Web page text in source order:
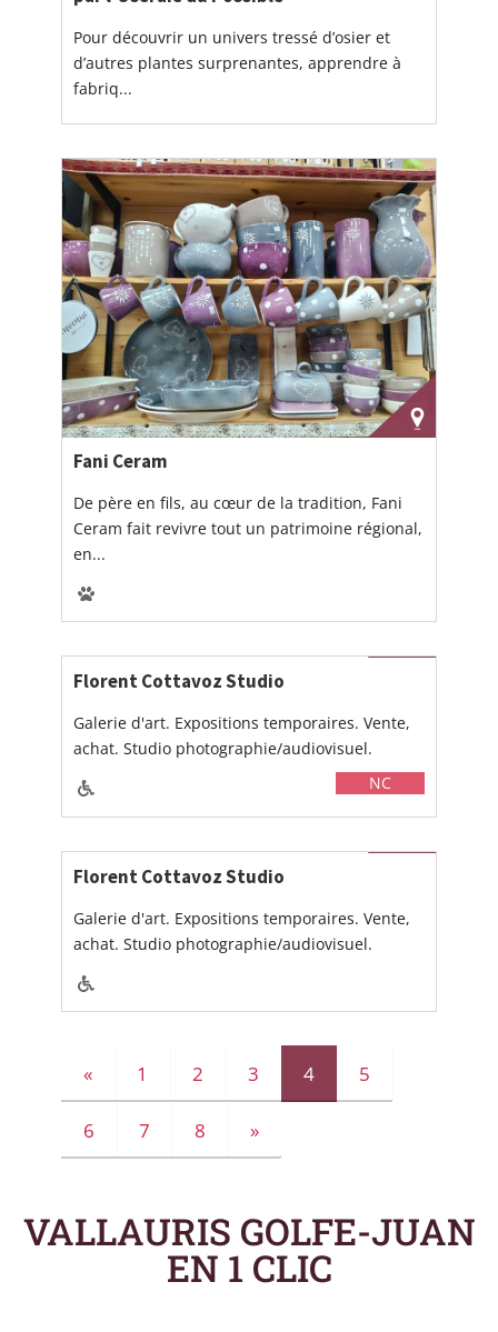
Pour découvrir un univers tressé d’osier et
d’autres plantes surprenantes, apprendre à
fabriq...
Fani Ceram
De père en fils, au cœur de la tradition, Fani
Ceram fait revivre tout un patrimoine régional,
en...
Florent Cottavoz Studio
Galerie d'art. Expositions temporaires. Vente,
achat. Studio photographie/audiovisuel.
NC
Florent Cottavoz Studio
Galerie d'art. Expositions temporaires. Vente,
achat. Studio photographie/audiovisuel.
« 1 2 3 4 5
6 7 8 »
VALLAURIS GOLFE-JUAN
EN 1 CLIC